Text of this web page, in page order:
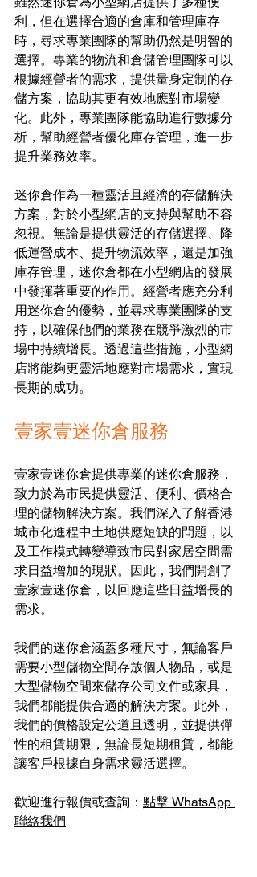
利，但在選擇合適的倉庫和管理庫存
時，尋求專業團隊的幫助仍然是明智的
選擇。專業的物流和倉儲管理團隊可以
根據經營者的需求，提供量身定制的存
儲方案，協助其更有效地應對市場變
化。此外，專業團隊能協助進行數據分
析，幫助經營者優化庫存管理，進一步
提升業務效率。
迷你倉作為一種靈活且經濟的存儲解決
方案，對於小型網店的支持與幫助不容
忽視。無論是提供靈活的存儲選擇、降
低運營成本、提升物流效率，還是加強
庫存管理，迷你倉都在小型網店的發展
中發揮著重要的作用。經營者應充分利
用迷你倉的優勢，並尋求專業團隊的支
持，以確保他們的業務在競爭激烈的市
場中持續增長。透過這些措施，小型網
店將能夠更靈活地應對市場需求，實現
長期的成功。
壹家壹迷你倉服務
壹家壹迷你倉提供專業的迷你倉服務，
致力於為市民提供靈活、便利、價格合
理的儲物解決方案。我們深入了解香港
城市化進程中土地供應短缺的問題，以
及工作模式轉變導致市民對家居空間需
求日益增加的現狀。因此，我們開創了
壹家壹迷你倉，以回應這些日益增長的
需求。
我們的迷你倉涵蓋多種尺寸，無論客戶
需要小型儲物空間存放個人物品，或是
大型儲物空間來儲存公司文件或家具，
我們都能提供合適的解決方案。此外，
我們的價格設定公道且透明，並提供彈
性的租賃期限，無論長短期租賃，都能
讓客戶根據自身需求靈活選擇。
歡迎進行報價或查詢： 點擊 WhatsApp
聯絡我們